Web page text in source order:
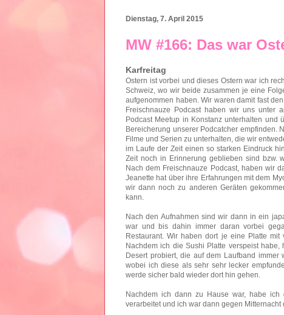
Dienstag, 7. April 2015
MW #166: Das war
Karfreitag
Ostern ist vorbei und dieses Ostern war ich
Schweiz, wo wir beide zusammen je eine
aufgenommen haben. Wir waren damit fast
Freischnauze Podcast haben wir uns unter
Podcast Meetup in Konstanz unterhalten
Bereicherung unserer Podcatcher empfinden.
Filme und Serien zu unterhalten, die wir
im Laufe der Zeit einen so starken Eindruck
Zeit noch in Erinnerung geblieben sind bzw.
Nach dem Freischnauze Podcast, haben wir
Jeanette hat über ihre Erfahrungen mit dem
wir dann noch zu anderen Geräten
kann.
Nach den Aufnahmen sind wir dann in ein
war und bis dahin immer daran vorbei
Restaurant. Wir haben dort je eine Platte
Nachdem ich die Sushi Platte verspeist
Desert probiert, die auf dem Laufband
wobei ich diese als sehr sehr lecker
werde sicher bald wieder dort hin gehen.
Nachdem ich dann zu Hause war, habe
verarbeitet und ich war dann gegen Mitternacht